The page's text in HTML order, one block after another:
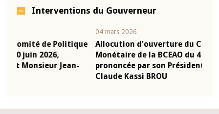
Interventions du Gouverneur
Allocution d'ouverture du Comité de Politique
Monétaire de la BCEAO du 4 mars 2026,
prononcée par son Président Monsieur Jean-